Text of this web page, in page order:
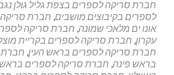
חברת סריקה לספרים בצפת גליל גולן
לספרים בקיבוצים מושבים, חברת סריקה
אונו ים מלאכי שמונה, חברת סריקה
עקרון, חברת סריקה לספרים בקריית
חברת סריקה לספרים בראש העין, חברת
בראש פינה, חברת סריקה לספרים